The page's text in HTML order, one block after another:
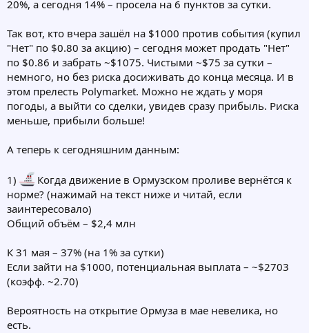
20%, а сегодня 14% – просела на 6 пунктов за сутки.
Так вот, кто вчера зашёл на $1000 против события (купил
"Нет" по $0.80 за акцию) – сегодня может продать "Нет"
по $0.86 и забрать ~$1075. Чистыми ~$75 за сутки –
немного, но без риска досиживать до конца месяца. И в
этом прелесть Polymarket. Можно не ждать у моря
погоды, а выйти со сделки, увидев сразу прибыль. Риска
меньше, прибыли больше!
А теперь к сегодняшним данным:
1)
Когда движение в Ормузском проливе вернётся к
норме? (нажимай на текст ниже и читай, если
заинтересовало)
Общий объём – $2,4 млн
К 31 мая – 37% (на 1% за сутки)
Если зайти на $1000, потенциальная выплата – ~$2703
(коэфф. ~2.70)
Вероятность на открытие Ормуза в мае невелика, но
есть.